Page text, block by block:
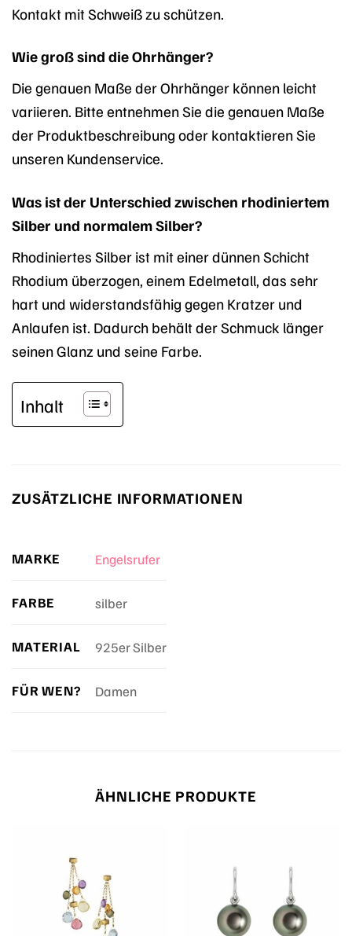
Kontakt mit Schweiß zu schützen.
Wie groß sind die Ohrhänger?
Die genauen Maße der Ohrhänger können leicht
variieren. Bitte entnehmen Sie die genauen Maße
der Produktbeschreibung oder kontaktieren Sie
unseren Kundenservice.
Was ist der Unterschied zwischen rhodiniertem
Silber und normalem Silber?
Rhodiniertes Silber ist mit einer dünnen Schicht
Rhodium überzogen, einem Edelmetall, das sehr
hart und widerstandsfähig gegen Kratzer und
Anlaufen ist. Dadurch behält der Schmuck länger
seinen Glanz und seine Farbe.
Inhalt
ZUSÄTZLICHE INFORMATIONEN
MARKE Engelsrufer
FARBE silber
MATERIAL 925er Silber
FÜR WEN? Damen
ÄHNLICHE PRODUKTE